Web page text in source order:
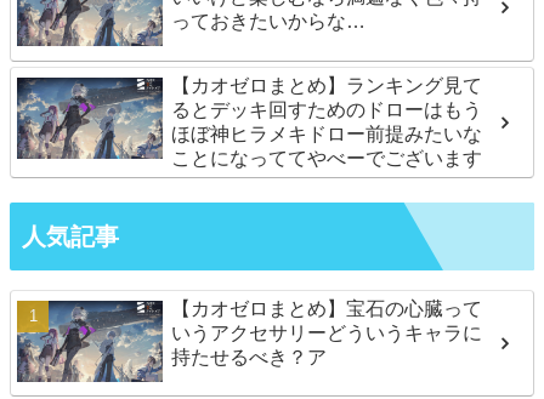
っておきたいからな…
【カオゼロまとめ】ランキング見て
るとデッキ回すためのドローはもう
ほぼ神ヒラメキドロー前提みたいな
ことになっててやべーでございます
人気記事
【カオゼロまとめ】宝石の心臓って
いうアクセサリーどういうキャラに
持たせるべき？ア